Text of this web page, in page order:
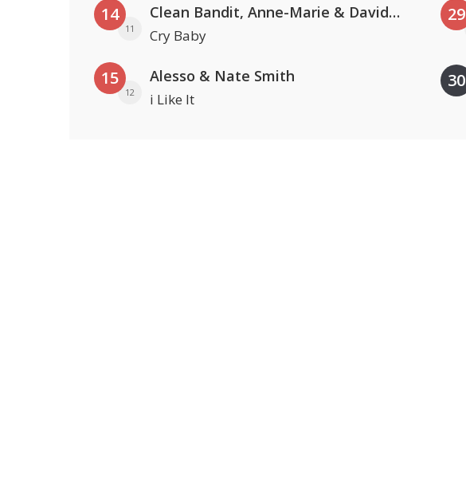
14
11
Clean Bandit, Anne-Marie & David Guetta
Cry Baby
15
12
Alesso & Nate Smith
i Like It
29
30